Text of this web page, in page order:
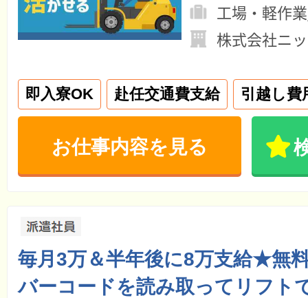
工場・軽作
株式会社ニ
即入寮OK 赴任交通費支給 引越し費
お仕事内容を見る
毎月3万＆半年後に8万支給★無
バーコードを読み取ってリフト